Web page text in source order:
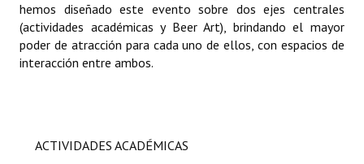
hemos diseñado este evento sobre dos ejes centrales
(actividades académicas y Beer Art), brindando el mayor
poder de atracción para cada uno de ellos, con espacios de
interacción entre ambos.
ACTIVIDADES ACADÉMICAS